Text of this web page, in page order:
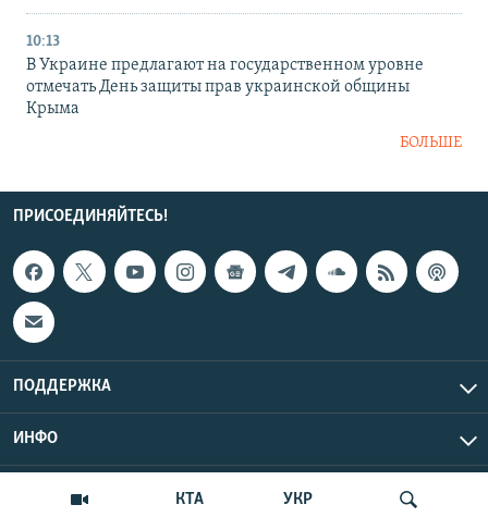
КТА УКР
10:13
В Украине предлагают на государственном уровне
отмечать День защиты прав украинской общины
Крыма
БОЛЬШЕ
ПРИСОЕДИНЯЙТЕСЬ!
ПОДДЕРЖКА
ИНФО
Copyright Крым.Реалии, 2026 | Все права защищены.
UTC+3